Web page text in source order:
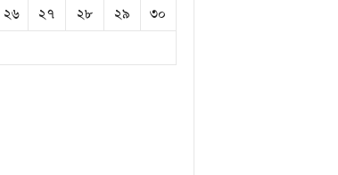
২৬ ২৭ ২৮ ২৯
৩০